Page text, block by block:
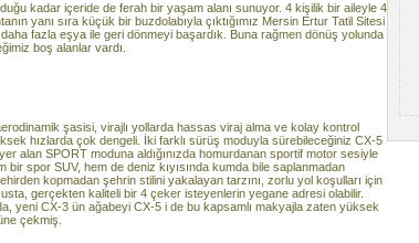
kadar içeride de ferah bir yaşam alanı sunuyor. 4 kişilik bir aileyle 4
yanı sıra küçük bir buzdolabıyla çıktığımız Mersin Ertur Tatil Sitesi
fazla eşya ile geri dönmeyi başardık. Buna rağmen dönüş yolunda
boş alanlar vardı.
şasisi, virajlı yollarda hassas viraj alma ve kolay kontrol
hızlarda çok dengeli. İki farklı sürüş moduyla sürebileceğiniz CX-5
alan SPORT moduna aldığınızda homurdanan sportif motor sesiyle
bir spor SUV, hem de deniz kıyısında kumda bile saplanmadan
kopmadan şehrin stilini yakalayan tarzını, zorlu yol koşulları için
gerçekten kaliteli bir 4 çeker isteyenlerin yegane adresi olabilir.
yeni CX-3 ün ağabeyi CX-5 i de bu kapsamlı makyajla zaten yüksek
çekmiş.